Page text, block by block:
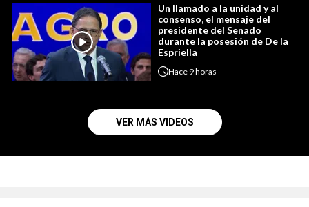
Un llamado a la unidad y al
consenso, el mensaje del
presidente del Senado
durante la posesión de De la
Espriella
Hace 9 horas
VER MÁS VIDEOS